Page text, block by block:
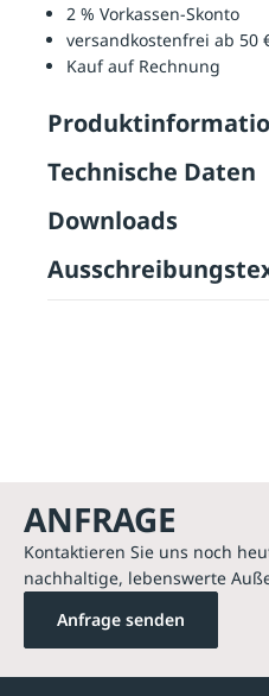
2 % Vorkassen-Skonto
versandkostenfrei ab 50
Kauf auf Rechnung
Technische Daten
Downloads
ANFRAGE
Kontaktieren Sie uns noch
nachhaltige, lebenswerte
Anfrage senden